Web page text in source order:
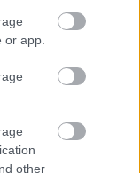
app.
other
μισθό έως